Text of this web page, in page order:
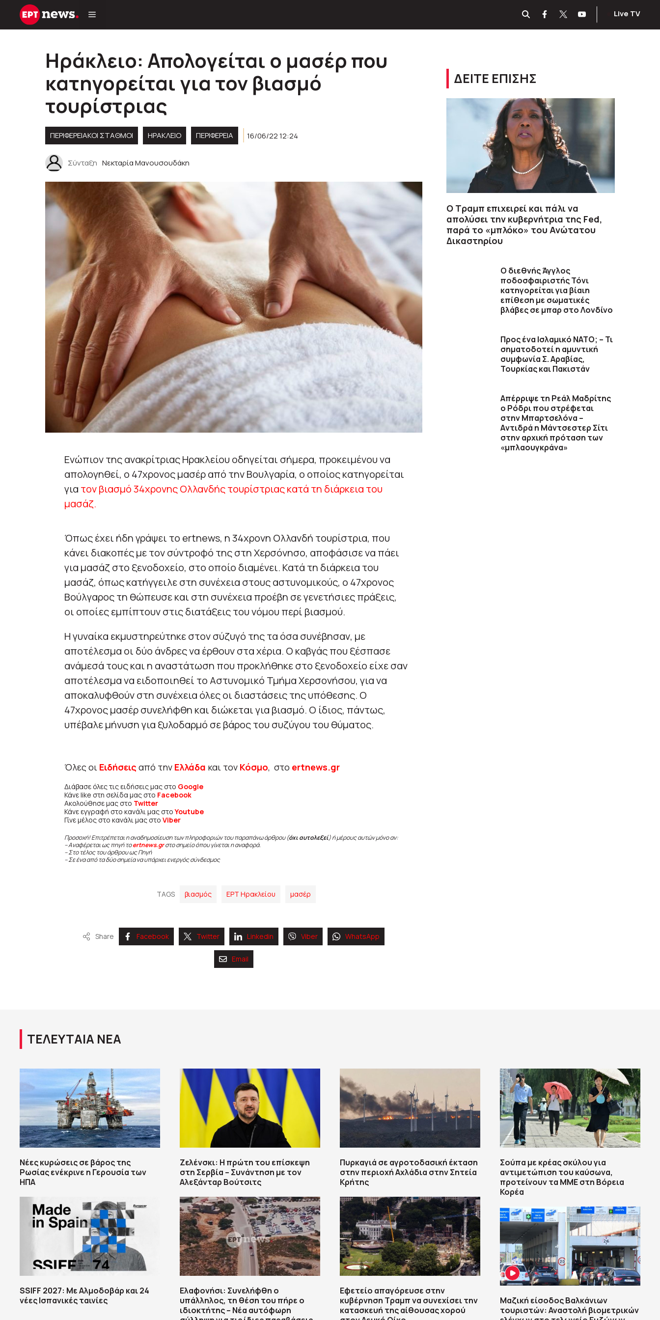
Μετάβαση
Live TV
Ηράκλειο: Απολογείται ο μασέρ που
κατηγορείται για τον βιασμό
τουρίστριας
ΠΕΡΙΦΕΡΕΙΑΚΟΊ ΣΤΑΘΜΟΊ ΗΡΑΚΛΕΙΟ ΠΕΡΙΦΈΡΕΙΑ 16/06/22 12:24
Σύνταξη Νεκταρία Μανουσουδάκη
Ενώπιον της ανακρίτριας Ηρακλείου οδηγείται σήμερα, προκειμένου να
απολογηθεί, ο 47χρονος μασέρ από την Βουλγαρία, ο οποίος κατηγορείται
για τον βιασμό 34χρονης Ολλανδής τουρίστριας κατά τη διάρκεια του
μασάζ.
Όπως έχει ήδη γράψει το ertnews, η 34χρονη Ολλανδή τουρίστρια, που
κάνει διακοπές με τον σύντροφό της στη Χερσόνησο, αποφάσισε να πάει
για μασάζ στο ξενοδοχείο, στο οποίο διαμένει. Κατά τη διάρκεια του
μασάζ, όπως κατήγγειλε στη συνέχεια στους αστυνομικούς, ο 47χρονος
Βούλγαρος τη θώπευσε και στη συνέχεια προέβη σε γενετήσιες πράξεις,
οι οποίες εμπίπτουν στις διατάξεις του νόμου περί βιασμού.
Η γυναίκα εκμυστηρεύτηκε στον σύζυγό της τα όσα συνέβησαν, με
αποτέλεσμα οι δύο άνδρες να έρθουν στα χέρια. Ο καβγάς που ξέσπασε
ανάμεσά τους και η αναστάτωση που προκλήθηκε στο ξενοδοχείο είχε σαν
αποτέλεσμα να ειδοποιηθεί το Αστυνομικό Τμήμα Χερσονήσου, για να
αποκαλυφθούν στη συνέχεια όλες οι διαστάσεις της υπόθεσης. Ο
47χρονος μασέρ συνελήφθη και διώκεται για βιασμό. Ο ίδιος, πάντως,
υπέβαλε μήνυση για ξυλοδαρμό σε βάρος του συζύγου του θύματος.
Όλες οι Ειδήσεις από την Ελλάδα και τον Κόσμο, στο ertnews.gr
Διάβασε όλες τις ειδήσεις μας στο Google
Κάνε like στη σελίδα μας στο Facebook
Ακολούθησε μας στο Twitter
Κάνε εγγραφή στο κανάλι μας στοYoutube
Γίνε μέλος στο κανάλι μας στο Viber
Προσοχή! Επιτρέπεται η αναδημοσίευση των πληροφοριών του παραπάνω άρθρου (όχι αυτολεξεί) ή μέρους αυτών μόνο αν:
– Αναφέρεται ως πηγή τοertnews.gr στο σημείο όπου γίνεται η αναφορά.
– Στο τέλος του άρθρου ως Πηγή
– Σε ένα από τα δύο σημεία να υπάρχει ενεργός σύνδεσμος
TAGS βιασμός ΕΡΤ Ηρακλείου μασέρ
Share Facebook Twitter Linkedin Viber WhatsApp
Email
ΔΕΙΤΕ ΕΠΙΣΗΣ
Ο Τραμπ επιχειρεί και πάλι να
απολύσει την κυβερνήτρια της Fed,
παρά το «μπλόκο» του Ανώτατου
Δικαστηρίου
Ο διεθνής Άγγλος
ποδοσφαιριστής Τόνι
κατηγορείται για βίαιη
επίθεση με σωματικές
βλάβες σε μπαρ στο Λονδίνο
Προς ένα Ισλαμικό ΝΑΤΟ; – Τι
σηματοδοτεί η αμυντική
συμφωνία Σ. Αραβίας,
Τουρκίας και Πακιστάν
Απέρριψε τη Ρεάλ Μαδρίτης
ο Ρόδρι που στρέφεται
στην Μπαρτσελόνα –
Aντιδρά η Μάντσεστερ Σίτι
στην αρχική πρόταση των
«μπλαουγκράνα»
ΤΕΛΕΥΤΑΙΑ ΝΕΑ
Νέες κυρώσεις σε βάρος της
Ρωσίας ενέκρινε η Γερουσία των
ΗΠΑ
SSIFF 2027: Με Αλμοδοβάρ και 24
νέες Ισπανικές ταινίες
Ζελένσκι: Η πρώτη του επίσκεψη
στη Σερβία – Συνάντηση με τον
Αλεξάνταρ Βούτσιτς
Ελαφονήσι: Συνελήφθη ο
υπάλληλος, τη θέση του πήρε ο
ιδιοκτήτης – Νέα αυτόφωρη
Πυρκαγιά σε αγροτοδασική έκταση
στην περιοχή Αχλάδια στην Σητεία
Κρήτης
Εφετείο απαγόρευσε στην
κυβέρνηση Τραμπ να συνεχίσει την
κατασκευή της αίθουσας χορού
Σούπα με κρέας σκύλου για
αντιμετώπιση του καύσωνα,
προτείνουν τα ΜΜΕ στη Βόρεια
Κορέα
Μαζική είσοδος Βαλκάνιων
τουριστών: Αναστολή βιομετρικών